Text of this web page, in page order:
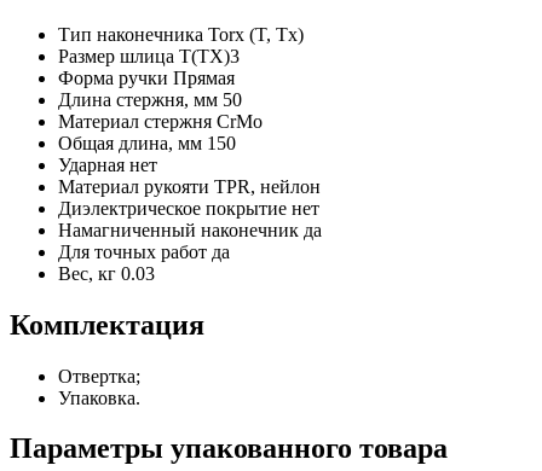
Тип наконечника Torx (T, Tx)
Размер шлица Т(ТХ)3
Форма ручки Прямая
Длина стержня, мм 50
Материал стержня CrMo
Общая длина, мм 150
Ударная нет
Материал рукояти TPR, нейлон
Диэлектрическое покрытие нет
Намагниченный наконечник да
Для точных работ да
Вес, кг 0.03
Комплектация
Отвертка;
Упаковка.
Параметры упакованного товара